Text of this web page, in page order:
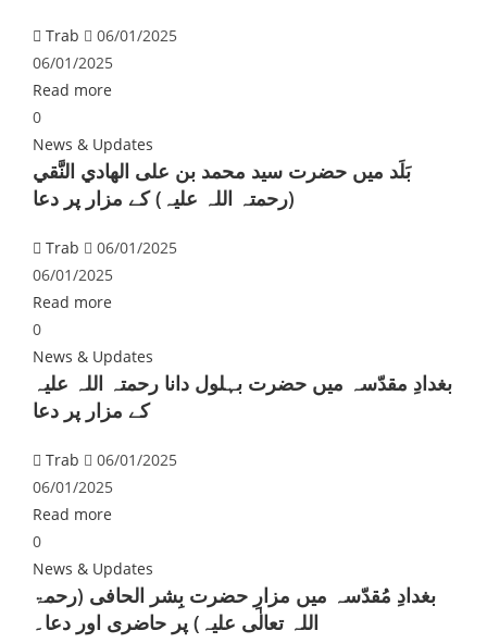
Trab
06/01/2025
06/01/2025
Read more
0
News & Updates
بَلَد میں حضرت سید محمد بن علی الهادي النَّقي
(رحمتہ اللہ علیہ) کے مزار پر دعا
Trab
06/01/2025
06/01/2025
Read more
0
News & Updates
بغدادِ مقدّسہ میں حضرت بہلول دانا رحمتہ اللہ علیہ
کے مزار پر دعا
Trab
06/01/2025
06/01/2025
Read more
0
News & Updates
بغدادِ مُقدّسہ میں مزارِ حضرت بِشر الحافی (رحمۃ
اللہ تعالٰی علیہ) پر حاضری اور دعا۔